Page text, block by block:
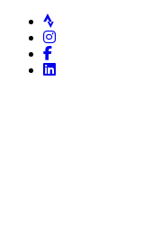
Strava
Instagram
Facebook